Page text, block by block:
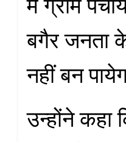
बगैर जनता
नहीं बन
उन्होंने कहा